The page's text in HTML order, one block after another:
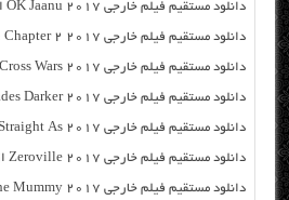
دانلود مستقیم فیلم خارجی OK Jaanu 2017 از سرور سایت
دانلود مستقیم فیلم خارجی John Wick: Chapter 2 2017 از سرور سایت
دانلود مستقیم فیلم خارجی Cross Wars 2017 از سرور سایت
دانلود مستقیم فیلم خارجی Fifty Shades Darker 2017 از سرور سایت
دانلود مستقیم فیلم خارجی From Straight As 2017 از سرور سایت
دانلود مستقیم فیلم خارجی Zeroville 2017 از سرور سایت
دانلود مستقیم فیلم خارجی The Mummy 2017 از سرور سایت